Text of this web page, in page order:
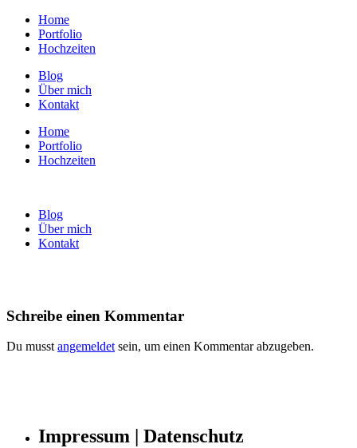
Home
Portfolio
Hochzeiten
Blog
Über mich
Kontakt
Home
Portfolio
Hochzeiten
Blog
Über mich
Kontakt
Schreibe einen Kommentar
Du musstangemeldetsein, um einen Kommentar abzugeben.
Impressum | Datenschutz